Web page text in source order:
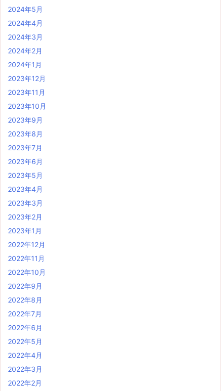
2024年5月
2024年4月
2024年3月
2024年2月
2024年1月
2023年12月
2023年11月
2023年10月
2023年9月
2023年8月
2023年7月
2023年6月
2023年5月
2023年4月
2023年3月
2023年2月
2023年1月
2022年12月
2022年11月
2022年10月
2022年9月
2022年8月
2022年7月
2022年6月
2022年5月
2022年4月
2022年3月
2022年2月